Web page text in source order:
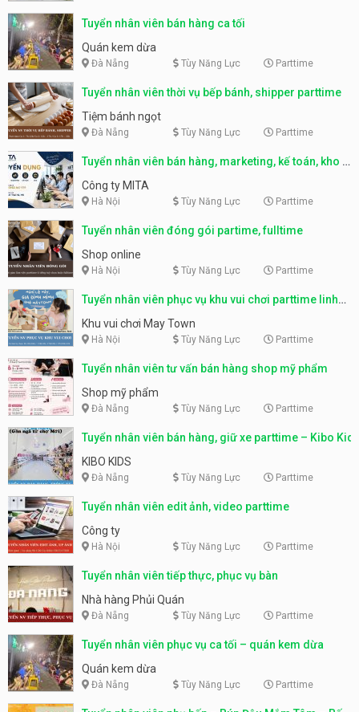
Tuyển nhân viên bán hàng ca tối
Quán kem dừa
Đà Nẵng Tùy Năng Lực Parttime
Tuyển nhân viên thời vụ bếp bánh, shipper parttime
Tiệm bánh ngọt
Đà Nẵng Tùy Năng Lực Parttime
Tuyển nhân viên bán hàng, marketing, kế toán, kho –
parttime, fulltime
Công ty MITA
Hà Nội Tùy Năng Lực Parttime
Tuyển nhân viên đóng gói partime, fulltime
Shop online
Hà Nội Tùy Năng Lực Parttime
Tuyển nhân viên phục vụ khu vui chơi parttime linh
động
Khu vui chơi May Town
Hà Nội Tùy Năng Lực Parttime
Tuyển nhân viên tư vấn bán hàng shop mỹ phẩm
Shop mỹ phẩm
Đà Nẵng Tùy Năng Lực Parttime
Tuyển nhân viên bán hàng, giữ xe parttime – Kibo Kid
KIBO KIDS
Đà Nẵng Tùy Năng Lực Parttime
Tuyển nhân viên edit ảnh, video parttime
Công ty
Hà Nội Tùy Năng Lực Parttime
Tuyển nhân viên tiếp thực, phục vụ bàn
Nhà hàng Phủi Quán
Đà Nẵng Tùy Năng Lực Parttime
Tuyển nhân viên phục vụ ca tối – quán kem dừa
Quán kem dừa
Đà Nẵng Tùy Năng Lực Parttime